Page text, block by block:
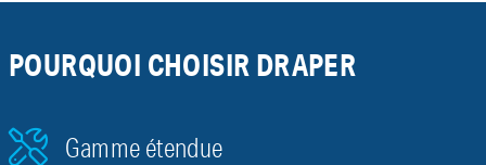
POURQUOI CHOISIR DRAPER
Gamme étendue